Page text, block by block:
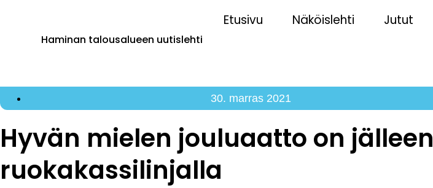
Haminan talousalueen uutislehti
Etusivu Näköislehti Jutut
30. marras 2021
Hyvän mielen jouluaatto on jälleen
ruokakassilinjalla